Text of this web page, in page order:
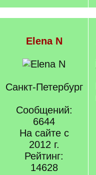
Elena N
Санкт-Петербург
Сообщений:
6644
На сайте с
2012 г.
Рейтинг:
14628